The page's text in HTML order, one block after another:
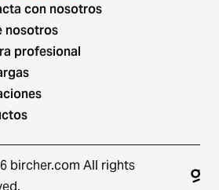
con nosotros
nosotros
profesional
bircher.com All rights